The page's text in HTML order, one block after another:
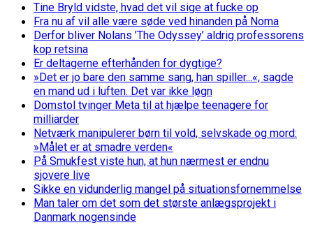
Tine Bryld vidste, hvad det vil sige at fucke op
Fra nu af vil alle være søde ved hinanden på Noma
Derfor bliver Nolans ’The Odyssey’ aldrig professorens
kop retsina
Er deltagerne efterhånden for dygtige?
»Det er jo bare den samme sang, han spiller...«, sagde
en mand ud i luften. Det var ikke løgn
Domstol tvinger Meta til at hjælpe teenagere for
milliarder
Netværk manipulerer børn til vold, selvskade og mord:
»Målet er at smadre verden«
På Smukfest viste hun, at hun nærmest er endnu
sjovere live
Sikke en vidunderlig mangel på situationsfornemmelse
Man taler om det som det største anlægsprojekt i
Danmark nogensinde